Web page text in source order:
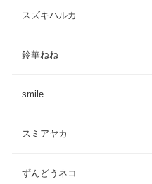
スズキハルカ
鈴華ねね
smile
スミアヤカ
ずんどうネコ